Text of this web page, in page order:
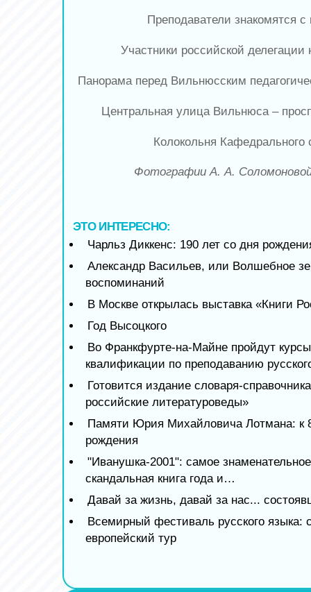
Преподаватели знакомятся с
Участники российской делегации
Панорама перед Вильнюсским
Центральная улица Вильнюса –
Колокольня Кафедрального
Фотографии А. А.
ЭТО ИНТЕРЕСНО:
Чарльз Диккенс: 190 лет со дня
Александр Васильев, или Волшебное
воспоминаний
В Москве открылась выставка «Книги
Год Высоцкого
Во Франкфурте-на-Майне пройдут
квалификации по преподаванию
Готовится издание словаря-
российские литературоведы»
Памяти Юрия Михайловича Лотмана: к
рождения
"Иванушка-2001": самое
скандальная книга года и…
Давай за жизнь, давай за нас...
Всемирный фестиваль русского языка:
европейский тур